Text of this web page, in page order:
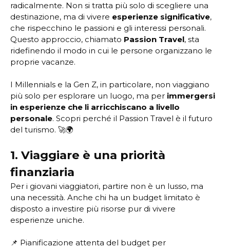
radicalmente. Non si tratta più solo di scegliere una
destinazione, ma di vivere esperienze significative,
che rispecchino le passioni e gli interessi personali.
Questo approccio, chiamato Passion Travel, sta
ridefinendo il modo in cui le persone organizzano le
proprie vacanze.
I Millennials e la Gen Z, in particolare, non viaggiano
più solo per esplorare un luogo, ma per immergersi
in esperienze che li arricchiscano a livello
personale. Scopri perché il Passion Travel è il futuro
del turismo. 🚀🌍
1. Viaggiare è una priorità
finanziaria
Per i giovani viaggiatori, partire non è un lusso, ma
una necessità. Anche chi ha un budget limitato è
disposto a investire più risorse pur di vivere
esperienze uniche.
📌 Pianificazione attenta del budget per